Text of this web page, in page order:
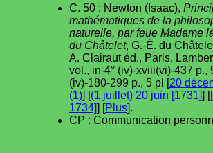
C. 50 : Newton (Isaac),
mathématiques de la
naturelle, par feue Madame
du Châtelet, G.-É. du
A. Clairaut éd., Paris,
vol., in-4° (iv)-xviii(vi)-437 p.,
(iv)-180-299 p., 5 pl [20
(1)] [(1 juillet) 20 juin [1731]] [
1734]] [Plus].
CP : Communication